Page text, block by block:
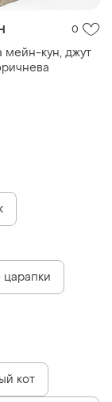
0
мейн-кун, джут
кот